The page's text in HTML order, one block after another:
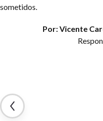
sometidos.
Por: Vicente